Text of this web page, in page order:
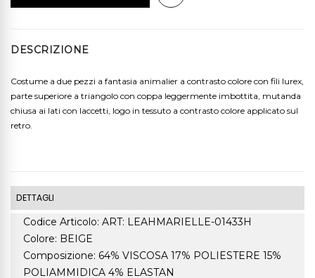
DESCRIZIONE
Costume a due pezzi a fantasia animalier a contrasto colore con fili lurex,
parte superiore a triangolo con coppa leggermente imbottita, mutanda
chiusa ai lati con laccetti, logo in tessuto a contrasto colore applicato sul
retro.
DETTAGLI
Codice Articolo: ART: LEAHMARIELLE-01433H
Colore: BEIGE
Composizione: 64% VISCOSA 17% POLIESTERE 15%
POLIAMMIDICA 4% ELASTAN